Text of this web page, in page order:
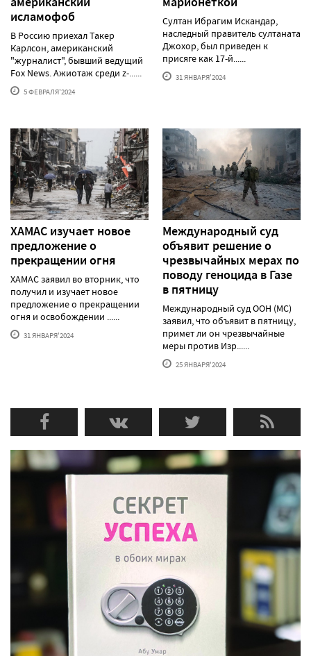
исламофоб
В Россию приехал Такер
Карлсон, американский
"журналист", бывший ведущий
Fox News. Ажиотаж среди z-......
5 ФЕВРАЛЯ'2024
Султан Ибрагим Искандар,
наследный правитель султаната
Джохор, был приведен к
присяге как 17-й......
31 ЯНВАРЯ'2024
ХАМАС изучает новое
предложение о
прекращении огня
ХАМАС заявил во вторник, что
получил и изучает новое
предложение о прекращении
огня и освобождении ......
31 ЯНВАРЯ'2024
Международный суд
объявит решение о
чрезвычайных мерах по
поводу геноцида в Газе
в пятницу
Международный суд ООН (МС)
заявил, что объявит в пятницу,
примет ли он чрезвычайные
меры против Изр......
25 ЯНВАРЯ'2024